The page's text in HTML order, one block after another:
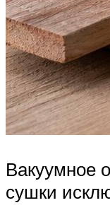
Вакуумное
сушки